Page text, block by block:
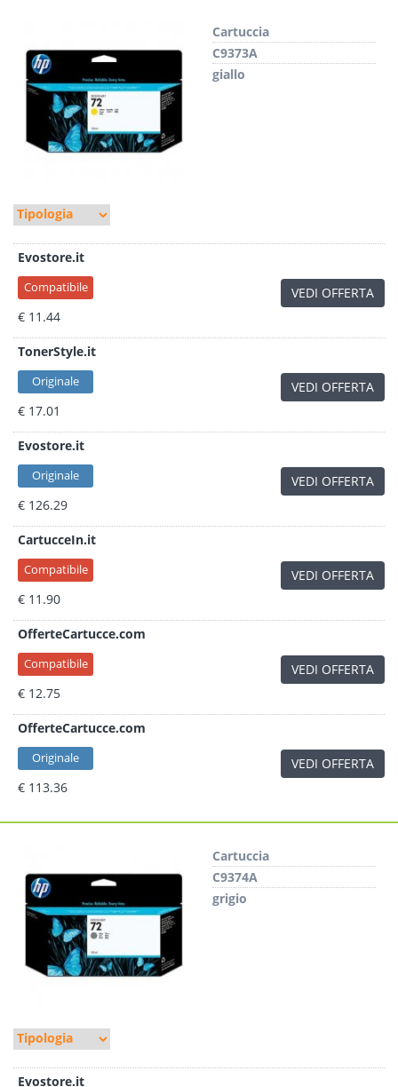
Cartuccia
C9373A
giallo
Evostore.it
Compatibile
€ 11.44
VEDI OFFERTA
TonerStyle.it
Originale
€ 17.01
VEDI OFFERTA
Evostore.it
Originale
€ 126.29
VEDI OFFERTA
CartucceIn.it
Compatibile
€ 11.90
VEDI OFFERTA
OfferteCartucce.com
Compatibile
€ 12.75
VEDI OFFERTA
OfferteCartucce.com
Originale
€ 113.36
VEDI OFFERTA
Cartuccia
C9374A
grigio
Evostore.it